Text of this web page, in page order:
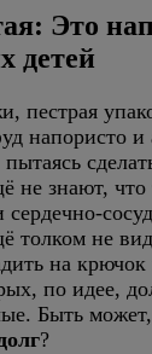
Это
детей
пестрая
напористо и
не знают, что
толком не
на крючок
по идее,
Быть может,
?